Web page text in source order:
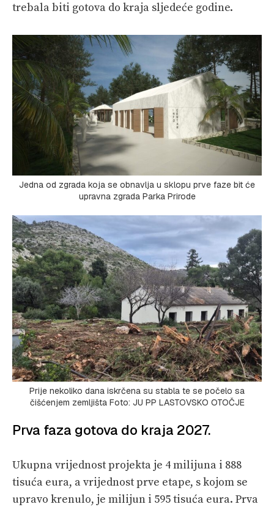
trebala biti gotova do kraja sljedeće godine.
Jedna od zgrada koja se obnavlja u sklopu prve faze bit će
upravna zgrada Parka Prirode
Prije nekoliko dana iskrčena su stabla te se počelo sa
čišćenjem zemljišta Foto: JU PP LASTOVSKO OTOČJE
Prva faza gotova do kraja 2027.
Ukupna vrijednost projekta je 4 milijuna i 888
tisuća eura, a vrijednost prve etape, s kojom se
upravo krenulo, je milijun i 595 tisuća eura. Prva